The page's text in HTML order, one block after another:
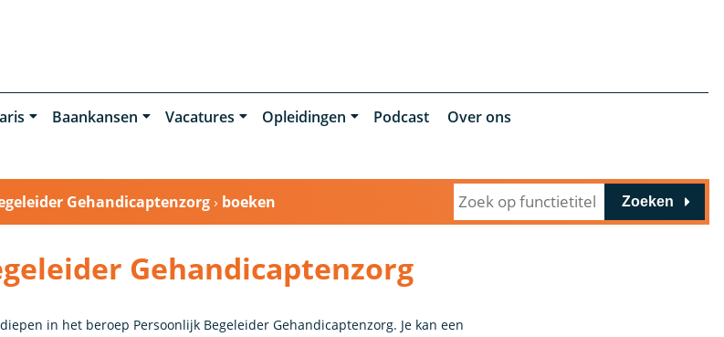
Baankansen Vacatures Opleidingen Podcast
Over ons
Gehandicaptenzorg› boeken Zoeken
Gehandicaptenzorg
in het beroep Persoonlijk Begeleider Gehandicaptenzorg. Je kan een